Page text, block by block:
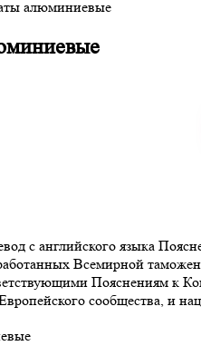
алюминиевые
с английского языка
Всемирной
Пояснениям к
сообщества, и